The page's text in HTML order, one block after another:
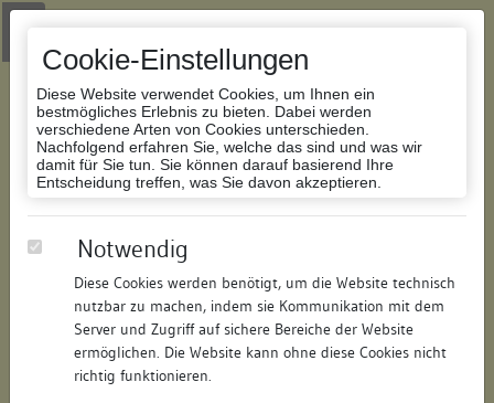
Cookie-Einstellungen
Diese Website verwendet Cookies, um Ihnen ein
bestmögliches Erlebnis zu bieten. Dabei werden
verschiedene Arten von Cookies unterschieden.
Nachfolgend erfahren Sie, welche das sind und was wir
damit für Sie tun. Sie können darauf basierend Ihre
Entscheidung treffen, was Sie davon akzeptieren.
Notwendig
Diese Cookies werden benötigt, um die Website technisch
nutzbar zu machen, indem sie Kommunikation mit dem
Server und Zugriff auf sichere Bereiche der Website
ermöglichen. Die Website kann ohne diese Cookies nicht
richtig funktionieren.
Zur Navigation springen
Zum Inhalt der Website springen
Datenbank Bauforschung/Restaurierung
202186802221/Datum:29.10.2020
Datenbestand:
Bauforschung und Restaurierung
Als PDF herunterladen: